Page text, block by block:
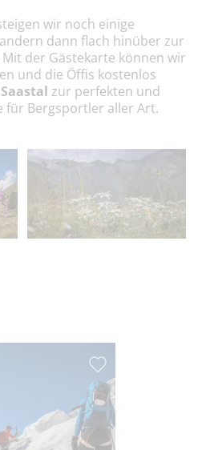
wir noch einige
dann flach hinüber zur
der Gästekarte können wir
und die Öffis kostenlos
Saastal zur perfekten und
für Bergsportler aller Art.